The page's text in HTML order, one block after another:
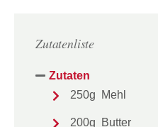
Zutatenliste
Zutaten
250g Mehl
200g Butter